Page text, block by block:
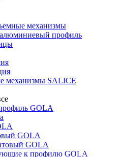
механизмы
профиль
механизмы SALICE
GOLA
GOLA
GOLA
к профилю GOLA